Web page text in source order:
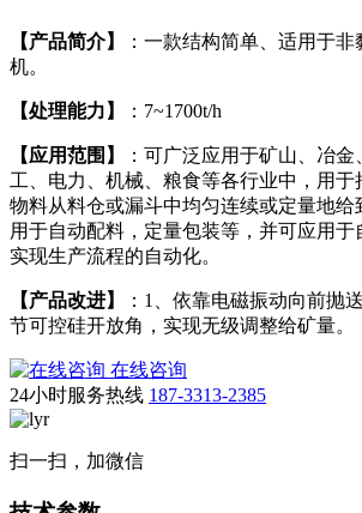
【产品简介】
：一款结构简单、适用于
机。
【处理能力】 ：7~1700t/h
【应用范围】
：可广泛应用于矿山、冶
工、电力、机械、粮食等各行业中，用于
物料从料仓或漏斗中均匀连续或定量地给
用于自动配料，定量包装等，并可应用于
实现生产流程的自动化。
【产品改进】
：1、依靠电磁振动向前抛
节可控硅开放角，实现无级调整给矿量。
在线咨询
24小时服务热线 187-3313-2385
扫一扫，加微信